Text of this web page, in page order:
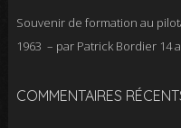
Souvenir de formation au
1963 – par Patrick Bordier 14
COMMENTAIRES